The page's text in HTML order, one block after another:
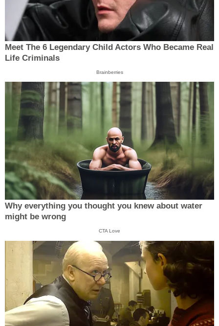
Meet The 6 Legendary Child Actors Who Became Real
Life Criminals
Brainberries
Why everything you thought you knew about water
might be wrong
CTA Love